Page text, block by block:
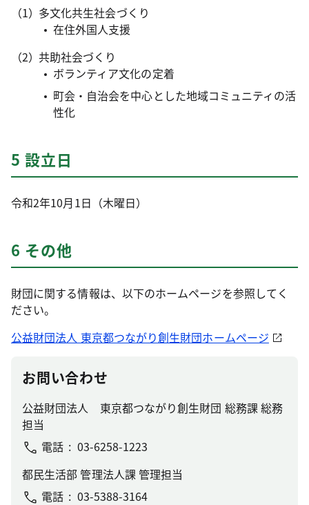
多文化共生社会づくり
在住外国人支援
共助社会づくり
ボランティア文化の定着
町会・自治会を中心とした地域コミュニティの活
性化
5 設立日
令和2年10月1日（木曜日）
6 その他
財団に関する情報は、以下のホームページを参照してく
ださい。
公益財団法人 東京都つながり創生財団ホームページ
お問い合わせ
公益財団法人 東京都つながり創生財団 総務課 総務
担当
電話
03-6258-1223
都民生活部 管理法人課 管理担当
電話
03-5388-3164